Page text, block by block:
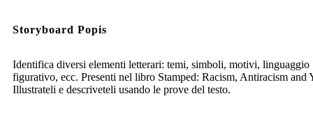
Storyboard Popis
Identifica diversi elementi letterari: temi, simboli, motivi, linguaggio
figurativo, ecc. Presenti nel libro Stamped: Racism, Antiracism and
Illustrateli e descriveteli usando le prove del testo.